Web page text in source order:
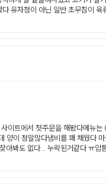
유자청이 아닌 일반 초무침이
이트에서 첫주문을 해봤다메뉴
이 정말많다냄비를 꽤 채웠다
아봐도 없다... 누락된거같다 ㅠ암